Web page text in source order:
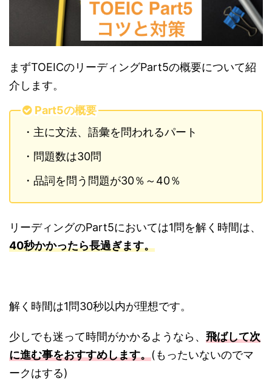
まずTOEICのリーディングPart5の概要について紹
介します。
Part5の概要
・主に文法、語彙を問われるパート
・問題数は30問
・品詞を問う問題が30％～40％
リーディングのPart5においては1問を解く時間は、
40秒かかったら長過ぎます。
解く時間は1問30秒以内が理想です。
少しでも迷って時間がかかるようなら、 飛ばして次
に進む事をおすすめします。(もったいないのでマ
ークはする)